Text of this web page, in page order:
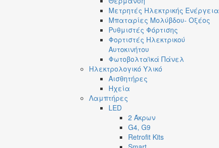
Μετρητές Ηλεκτρικής
Μπαταρίες Μολύβδου- Οξέος
Ρυθμιστές Φόρτισης
Φορτιστές Ηλεκτρικού
Αυτοκινήτου
Φωτοβολταϊκά Πάνελ
Ηλεκτρολογικό Υλικό
Αισθητήρες
Ηχεία
Λαμπτήρες
LED
2 Άκρων
G4, G9
Retrofit Kits